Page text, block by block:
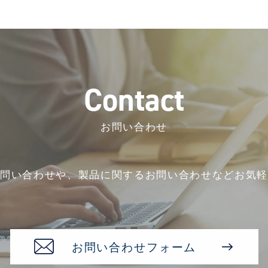
Contact
お問い合わせ
い合わせや、製品に関するお問い合わせなどお気
お問い合わせフォーム